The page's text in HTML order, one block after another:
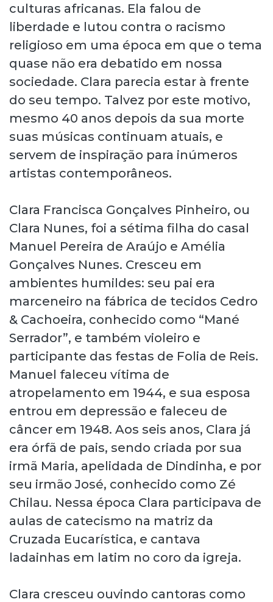
culturas africanas. Ela falou de
liberdade e lutou contra o racismo
religioso em uma época em que o tema
quase não era debatido em nossa
sociedade. Clara parecia estar à frente
do seu tempo. Talvez por este motivo,
mesmo 40 anos depois da sua morte
suas músicas continuam atuais, e
servem de inspiração para inúmeros
artistas contemporâneos.
Clara Francisca Gonçalves Pinheiro, ou
Clara Nunes, foi a sétima filha do casal
Manuel Pereira de Araújo e Amélia
Gonçalves Nunes. Cresceu em
ambientes humildes: seu pai era
marceneiro na fábrica de tecidos Cedro
& Cachoeira, conhecido como “Mané
Serrador”, e também violeiro e
participante das festas de Folia de Reis.
Manuel faleceu vítima de
atropelamento em 1944, e sua esposa
entrou em depressão e faleceu de
câncer em 1948. Aos seis anos, Clara já
era órfã de pais, sendo criada por sua
irmã Maria, apelidada de Dindinha, e por
seu irmão José, conhecido como Zé
Chilau. Nessa época Clara participava de
aulas de catecismo na matriz da
Cruzada Eucarística, e cantava
ladainhas em latim no coro da igreja.
Clara cresceu ouvindo cantoras como